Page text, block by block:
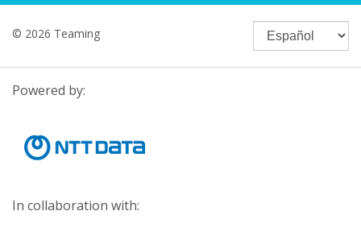
© 2026 Teaming
Powered by:
In collaboration with: